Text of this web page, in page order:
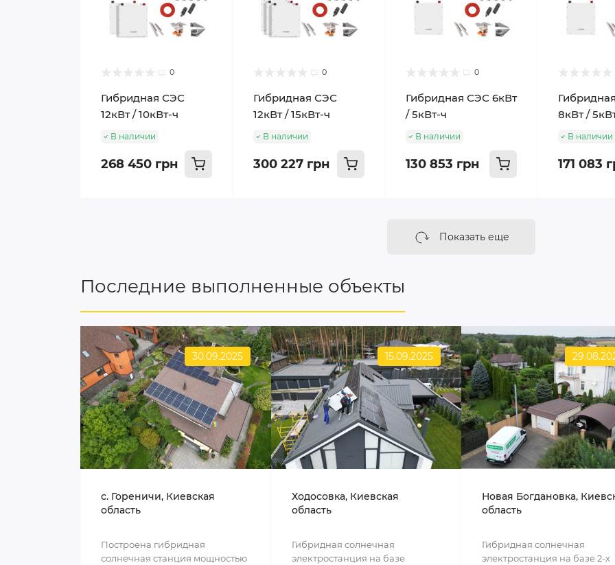
0
Гибридная СЭС
12кВт / 10кВт-ч
В наличии
268 450 грн
0
Гибридная СЭС
12кВт / 15кВт-ч
В наличии
300 227 грн
0
Гибридная СЭС 6кВт
/ 5кВт-ч
В наличии
130 853 грн
8кВт /
В наличии
171 083
Показать еще
Последние выполненные объекты
30.09.2025
c. Гореничи, Киевская
область
Построена гибридная
солнечная станция мощностью
15.09.2025
Ходосовка, Киевская
область
Гибридная солнечная
электростанция на базе
Новая Богдановка,
область
Гибридная солнечная
электростанция на базе 2-х